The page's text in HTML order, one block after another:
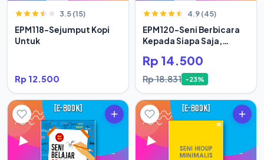
3.5 (15)
EPM118-Sejumput Kopi
Untuk
Rp 12.500
4.9 (45)
EPM120-Seni Berbicara
Kepada Siapa Saja,
Rp 14.500
Rp 18.831 -23%